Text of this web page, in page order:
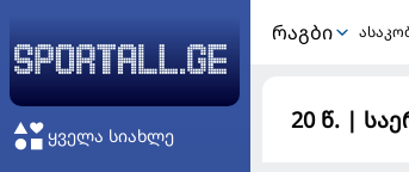
ᲧᲕᲔᲚᲐ ᲡᲘᲐᲮᲚᲔ
ᲠᲐᲒᲑᲘ
20 წ. |